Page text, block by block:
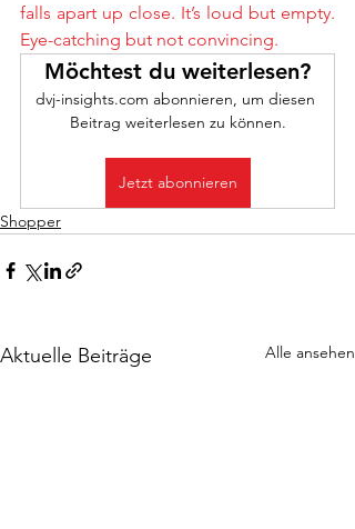
falls apart up close. It’s loud but empty.
Eye-catching but not convincing.
Möchtest du weiterlesen?
dvj-insights.com abonnieren, um diesen
Beitrag weiterlesen zu können.
Jetzt abonnieren
Shopper
Aktuelle Beiträge Alle ansehen